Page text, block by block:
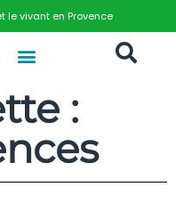
le vivant en Provence
: